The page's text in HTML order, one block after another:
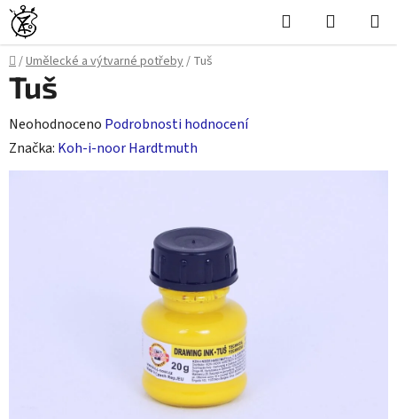
Přejít
na
obsah
Hledat
KOŠÍK
Domů
/Umělecké a výtvarné potřeby/ Tuš
Tuš
Průměrné
hodnocení
produktu
Neohodnoceno Podrobnosti hodnocení
Značka: Koh-i-noor Hardtmuth